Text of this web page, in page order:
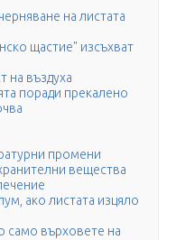
на листата
щастие" изсъхват
на въздуха
поради прекалено
промени
вещества
ако листата изцяло
само върховете на